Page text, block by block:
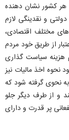
هر کشور نشان دهنده
و نقدینگی لازم
مختلف اقتصادی،
از طریق خود مردم
هزینه سیاست گذاری
اخذ مالیات نیز
نحوی گرفته شود که
و از طرف دیگر جلو
پر قدرت و دارای